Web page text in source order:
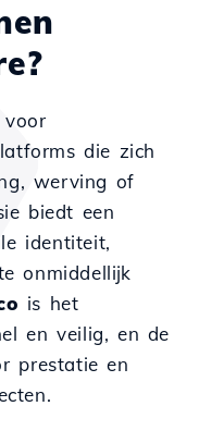
voor
die zich
werving of
biedt een
identiteit,
onmiddellijk
is het
en veilig, en de
prestatie en